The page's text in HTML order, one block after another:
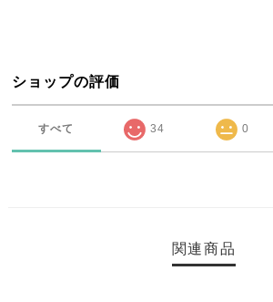
ショップの評価
すべて 34 0
関連商品